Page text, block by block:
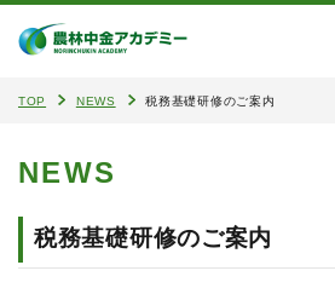
TOP NEWS 税務基礎研修のご案内
NEWS
税務基礎研修のご案内